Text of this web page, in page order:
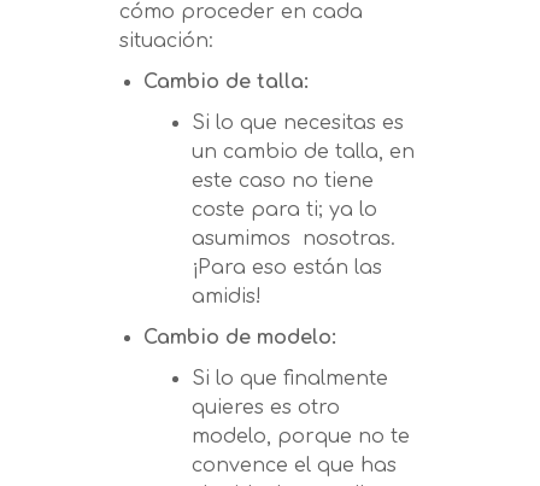
cómo proceder en cada
situación:
Cambio de talla:
Si lo que necesitas es
un cambio de talla, en
este caso no tiene
coste para ti; ya lo
asumimos nosotras.
¡Para eso están las
amidis!
Cambio de modelo:
Si lo que finalmente
quieres es otro
modelo, porque no te
convence el que has